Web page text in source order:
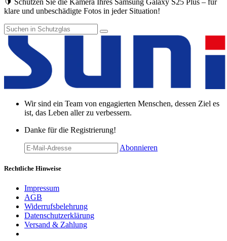
klare und unbeschädigte Fotos in jeder Situation!
Wir sind ein Team von engagierten Menschen, dessen Ziel es
ist, das Leben aller zu verbessern.
Danke für die Registrierung!
Abonnieren
Rechtliche Hinweise
Impressum
AGB
Widerrufsbelehrung
Datenschutzerklärung
Versand & Zahlung